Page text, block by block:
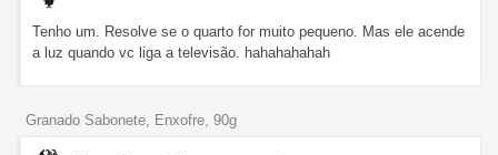
Tenho um. Resolve se o quarto for muito pequeno. Mas ele acende
a luz quando vc liga a televisão. hahahahahah
Granado Sabonete, Enxofre, 90g